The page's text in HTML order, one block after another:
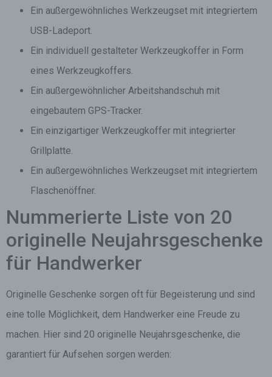
Ein außergewöhnliches Werkzeugset mit integriertem
USB-Ladeport.
Ein individuell gestalteter Werkzeugkoffer in Form
eines Werkzeugkoffers.
Ein außergewöhnlicher Arbeitshandschuh mit
eingebautem GPS-Tracker.
Ein einzigartiger Werkzeugkoffer mit integrierter
Grillplatte.
Ein außergewöhnliches Werkzeugset mit integriertem
Flaschenöffner.
Nummerierte Liste von 20
originelle Neujahrsgeschenke
für Handwerker
Originelle Geschenke sorgen oft für Begeisterung und sind
eine tolle Möglichkeit, dem Handwerker eine Freude zu
machen. Hier sind 20 originelle Neujahrsgeschenke, die
garantiert für Aufsehen sorgen werden: